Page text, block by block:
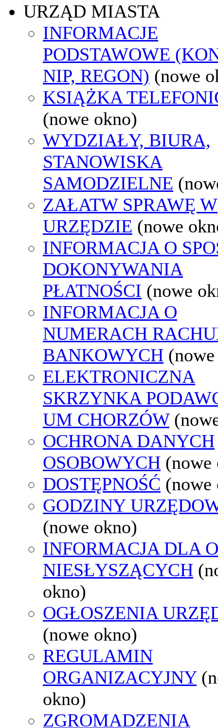
URZĄD MIASTA
INFORMACJE
PODSTAWOWE
NIP, REGON) (nowe
KSIĄŻKA
(nowe okno)
WYDZIAŁY, BIURA,
STANOWISKA
SAMODZIELNE
ZAŁATW SPRAWĘ W
URZĘDZIE (nowe
INFORMACJA O
DOKONYWANIA
PŁATNOŚCI (nowe
INFORMACJA O
NUMERACH
BANKOWYCH
ELEKTRONICZNA
SKRZYNKA
UM CHORZÓW
OCHRONA DANYCH
OSOBOWYCH (nowe
DOSTĘPNOŚĆ (nowe
GODZINY
(nowe okno)
INFORMACJA DLA
NIESŁYSZĄCYCH
okno)
OGŁOSZENIA
(nowe okno)
REGULAMIN
ORGANIZACYJNY
okno)
ZGROMADZENIA